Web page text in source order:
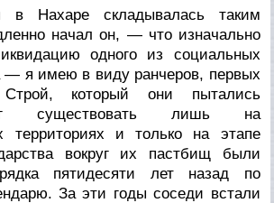
Нахаре складывалась таким
начал он, — что изначально
одного из социальных
— я имею в виду ранчеров, первых
Строй, который они пытались
существовать лишь на
территориях и только на этапе
вокруг их пастбищ были
пятидесяти лет назад по
За эти годы соседи встали